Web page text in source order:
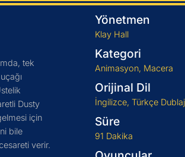
tek
Dusty
için
bile
verir.
Yönetmen
Klay Hall
Kategori
Animasyon, Macera
Orijinal Dil
İngilizce, Türkçe Dublaj
Süre
91 Dakika